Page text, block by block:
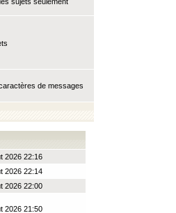
de messages
2026 22:16
2026 22:14
2026 22:00
2026 21:50